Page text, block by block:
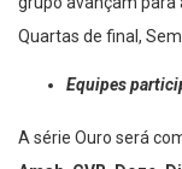
grupo avançam
Quartas de final,
Equipes
A série Ouro será